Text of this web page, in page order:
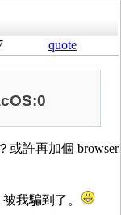
quote
或許再加個 browser
我騙到了。